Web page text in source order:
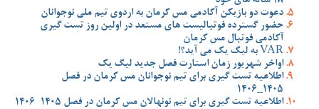
دعوت دو بازیکن آکادمی مس کرمان به اردوی تیم ملی نوجوانان
حضور گسترده فوتبالیست های مستعد در اولین روز تست گیری
آکادمی فوتبال مس کرمان
VAR به لیگ یک می آید؟!
اواخر شهریور زمان استارت فصل جدید لیگ یک
اطلاعیه تست گیری برای تیم نوجوانان مس کرمان در فصل
1405_1406
اطلاعیه تست گیری برای تیم نونهالان مس کرمان در فصل 1405-1406